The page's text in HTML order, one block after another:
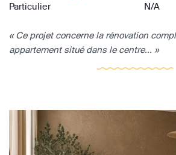
Particulier
N/A
« Ce projet concerne la rénovation
appartement situé dans le centre... »